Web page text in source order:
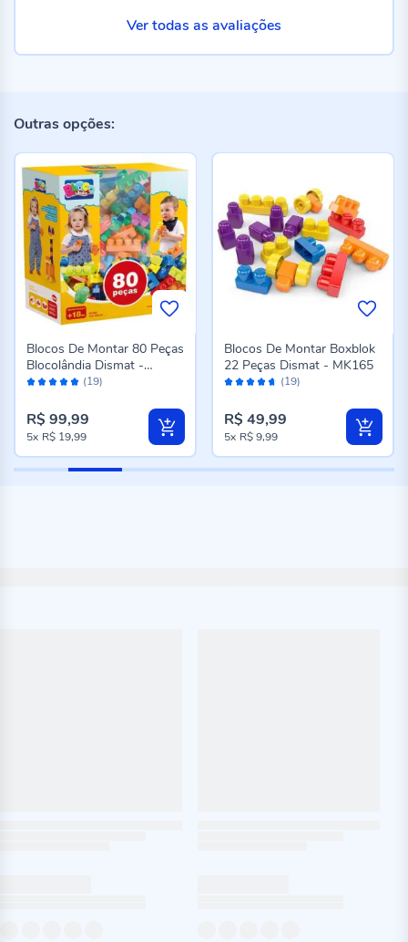
Ver todas as avaliações
Outras opções:
Avaliação: (19)
Blocos De Montar 80 Peças
Blocolândia Dismat -
MK380
R$ 99,99
5x R$ 19,99
Avaliação: (19)
Blocos De Montar Boxblok
22 Peças Dismat - MK165
R$ 49,99
5x R$ 9,99